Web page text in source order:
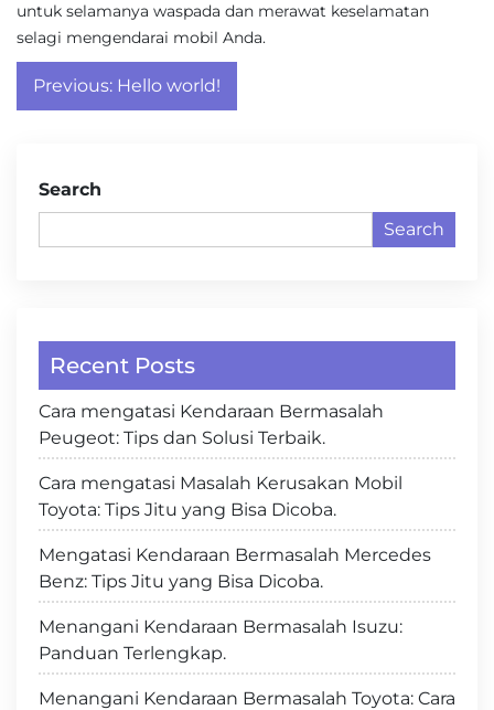
untuk selamanya waspada dan merawat keselamatan
selagi mengendarai mobil Anda.
Post
navigation
Previous: Hello world!
Search
Search
Recent Posts
Cara mengatasi Kendaraan Bermasalah
Peugeot: Tips dan Solusi Terbaik.
Cara mengatasi Masalah Kerusakan Mobil
Toyota: Tips Jitu yang Bisa Dicoba.
Mengatasi Kendaraan Bermasalah Mercedes
Benz: Tips Jitu yang Bisa Dicoba.
Menangani Kendaraan Bermasalah Isuzu:
Panduan Terlengkap.
Menangani Kendaraan Bermasalah Toyota: Cara